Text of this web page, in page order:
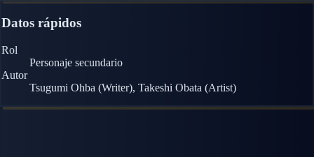
Datos rápidos
Rol
Personaje secundario
Autor
Tsugumi Ohba (Writer), Takeshi Obata (Artist)